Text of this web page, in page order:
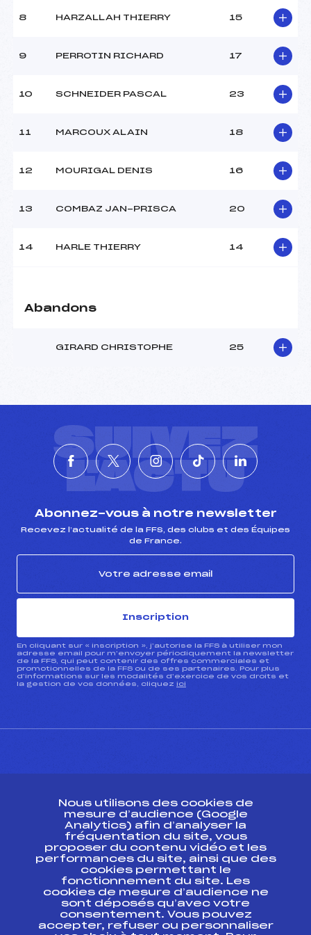
8 HARZALLAH THIERRY 15
9 PERROTIN RICHARD 17
10 SCHNEIDER PASCAL 23
11 MARCOUX ALAIN 18
12 MOURIGAL DENIS 16
13 COMBAZ JAN-PRISCA 20
14 HARLE THIERRY 14
Abandons
GIRARD CHRISTOPHE 25
SUIVEZ
L'ACTU
Abonnez-vous à notre newsletter
Recevez l’actualité de la FFS, des clubs et des Équipes
de France.
Inscription
En cliquant sur « inscription », j’autorise la FFS à utiliser mon
adresse email pour m’envoyer périodiquement la newsletter
de la FFS, qui peut contenir des offres commerciales et
promotionnelles de la FFS ou de ses partenaires. Pour plus
d’informations sur les modalités d’exercice de vos droits et
la gestion de vos données, cliquez ici
Ressources
Pass’Neige
Projet sportif fédéral
Projet de performance fédéral
Antidopage
Pôle Développement, Formation, Suivi
Scientifique
Nous utilisons des cookies de
mesure d’audience (Google
Analytics) afin d’analyser la
fréquentation du site, vous
proposer du contenu vidéo et les
performances du site, ainsi que des
cookies permettant le
fonctionnement du site. Les
cookies de mesure d’audience ne
sont déposés qu’avec votre
consentement. Vous pouvez
accepter, refuser ou personnaliser